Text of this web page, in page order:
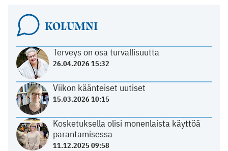
KOLUMNI
Terveys on osa turvallisuutta
26.04.2026 15:32
Viikon käänteiset uutiset
15.03.2026 10:15
Kosketuksella olisi monenlaista käyttöä
parantamisessa
11.12.2025 09:58